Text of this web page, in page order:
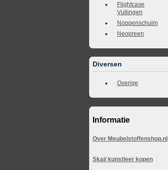
Flightcase
Vullingen
Noppenschuim
Neopreen
Diversen
Overige
Informatie
Over Meubelstoffenshop.nl
Skai/ kunstleer kopen